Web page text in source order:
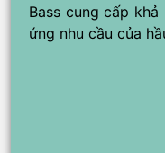
Bass cung cấp
ứng nhu cầu của